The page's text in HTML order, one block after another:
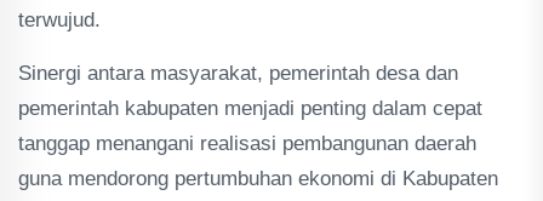
terwujud.
Sinergi antara masyarakat, pemerintah desa dan
pemerintah kabupaten menjadi penting dalam cepat
tanggap menangani realisasi pembangunan daerah
guna mendorong pertumbuhan ekonomi di Kabupaten